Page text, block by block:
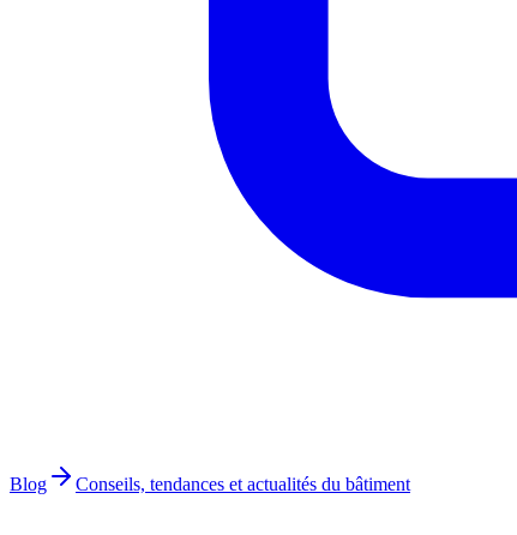
Blog Conseils, tendances et actualités du bâtiment